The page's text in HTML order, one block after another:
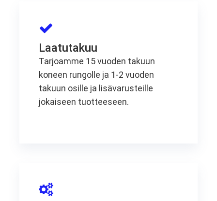
Laatutakuu
Tarjoamme 15 vuoden takuun
koneen rungolle ja 1-2 vuoden
takuun osille ja lisävarusteille
jokaiseen tuotteeseen.